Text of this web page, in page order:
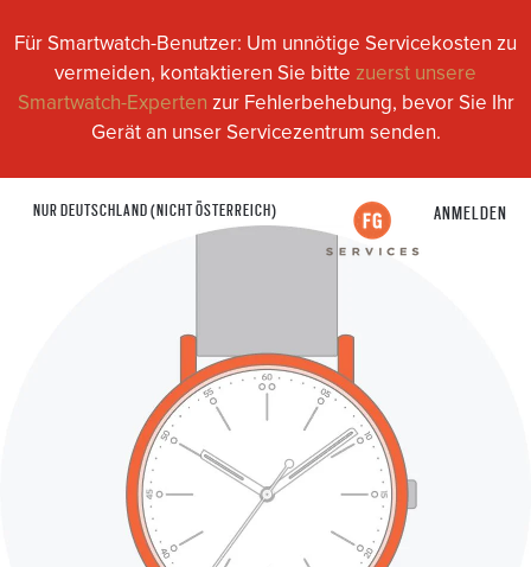
Für Smartwatch-Benutzer: Um unnötige Servicekosten zu
vermeiden, kontaktieren Sie bitte zuerst unsere
Smartwatch-Experten zur Fehlerbehebung, bevor Sie Ihr
Gerät an unser Servicezentrum senden.
NUR DEUTSCHLAND (NICHT ÖSTERREICH) ANMELDEN